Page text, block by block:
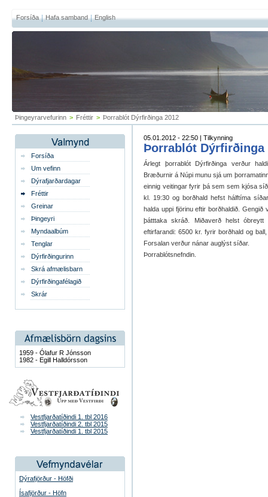
Forsíða Hafa samband English
Þingeyrarvefurinn > Fréttir > Þorrablót Dýrfirðinga 2012
Forsíða
Um vefinn
Dýrafjarðardagar
Fréttir
Greinar
Þingeyri
Myndaalbúm
Tenglar
Dýrfirðingurinn
Skrá afmælisbarn
Dýrfirðingafélagið
Skrár
1959 - Ólafur R Jónsson
1982 - Egill Halldórsson
Vestfjarðatíðindi 1. tbl 2016
Vestfjarðatíðindi 2. tbl 2015
Vestfjarðatíðindi 1. tbl 2015
Dýrafjörður - Höfði
Ísafjörður - Höfn
05.01.2012 - 22:50 | Tilkynning
Þorrablót Dýrfirðinga
Árlegt þorrablót Dýrfirðinga verður
Bræðurnir á Núpi munu sjá um
einnig veitingar fyrir þá sem sem kjósa
kl. 19:30 og borðhald hefst hálftíma
halda uppi fjörinu eftir borðhaldið.
þátttaka skráð. Miðaverð helst
eftirfarandi: 6500 kr. fyrir borðhald og
Forsalan verður nánar auglýst síðar.
Þorrablótsnefndin.